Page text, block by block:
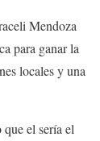
Mendoza
para ganar la
locales y una
el sería el